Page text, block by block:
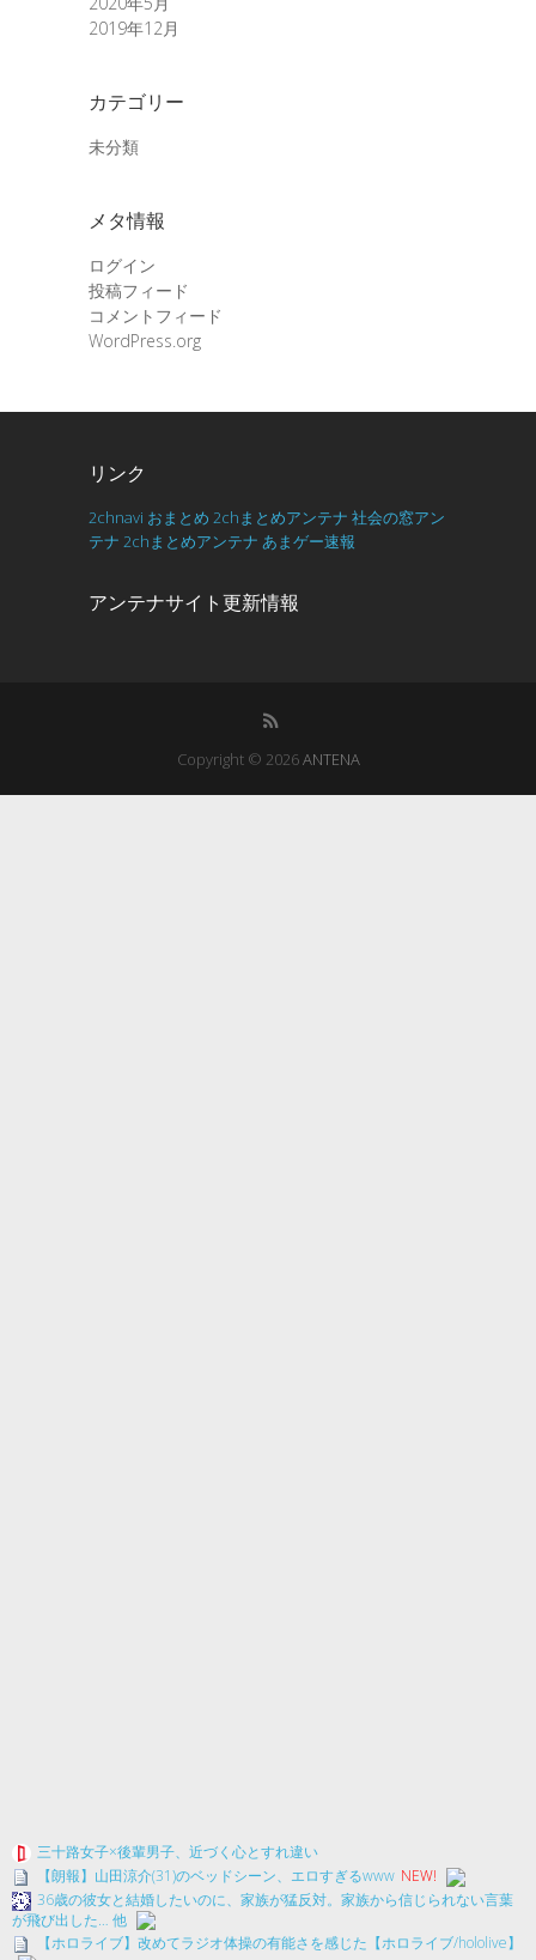
2019年12月
カテゴリー
未分類
メタ情報
ログイン
投稿フィード
コメントフィード
WordPress.org
リンク
2chnavi おまとめ 2chまとめアンテナ 社会の窓アン
テナ 2chまとめアンテナ あまゲー速報
アンテナサイト更新情報
Copyright © 2026ANTENA
三十路女子×後輩男子、近づく心とすれ違い
【朗報】山田涼介(31)のベッドシーン、エロすぎるwww NEW!
36歳の彼女と結婚したいのに、家族が猛反対。家族から信じられない言葉
が飛び出した… 他
【ホロライブ】改めてラジオ体操の有能さを感じた【ホロライブ/hololive】